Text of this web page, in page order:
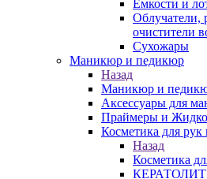
Емкости и
Облучатели,
очистители
Сухожары
Маникюр и педикюр
Назад
Маникюр и
Аксессуары для
Праймеры и
Косметика для рук
Назад
Косметика